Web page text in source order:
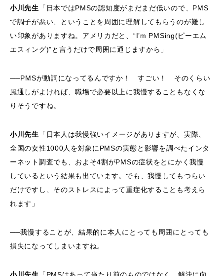
小川先生 「日本ではPMSの認知度がまだまだ低いので、PMS
で調子が悪い、ということを周囲に理解してもらうのが難し
い印象がありますね。アメリカだと、“I’m PMSing(ピーエム
エスィング)”と言うだけで周囲に通じますから」
──PMSが動詞になってるんですか！ すごい！ そのくらい
風通しがよければ、職場で必要以上に我慢することもなくな
りそうですね。
小川先生 「日本人は我慢強いイメージがありますが、実際、
全国の女性1000人を対象にPMSの実態と影響を調べたインタ
ーネット調査でも、およそ4割がPMSの症状をとにかく我慢
しているという結果も出ています。でも、我慢してもつらい
だけですし、そのストレスによって重症化することも考えら
れます」
──我慢することが、結果的に本人にとっても周囲にとっても
損失になってしまいますね。